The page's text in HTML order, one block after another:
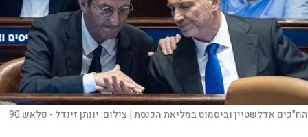
הח"כים אדלשטיין וביסמוט במליאת הכנסת | צילום:יונתן זינדל - פלאש 90